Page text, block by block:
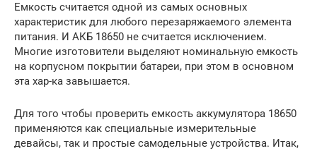
Емкость считается одной из самых основных
характеристик для любого перезаряжаемого элемента
питания. И АКБ 18650 не считается исключением.
Многие изготовители выделяют номинальную емкость
на корпусном покрытии батареи, при этом в основном
эта хар-ка завышается.
Для того чтобы проверить емкость аккумулятора 18650
применяются как специальные измерительные
девайсы, так и простые самодельные устройства. Итак,